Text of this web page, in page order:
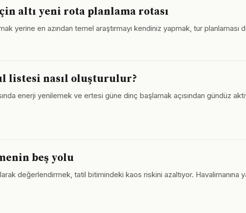
altı yeni rota planlama rotası
yerine en azından temel araştırmayı kendiniz yapmak, tur
listesi nasıl oluşturulur?
enerji yenilemek ve ertesi güne dinç başlamak açısından gündüz
beş yolu
değerlendirmek, tatil bitimindeki kaos riskini azaltıyor. Havalimanına